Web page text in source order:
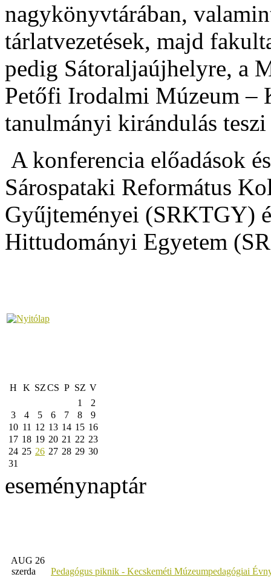
nagykönyvtárában,
tárlatvezetések, majd
pedig Sátoraljaújhelyre, a
Petőfi Irodalmi Múzeum –
tanulmányi kirándulás teszi
A konferencia előadások
Sárospataki Református
Gyűjteményei (SRKTGY)
Hittudományi Egyetem
H K SZCS P SZ V
1
2
3
4 5 6 7 8
9
10 11 12 13 14 15 16
17 18 19 20 21 22 23
24 25 26 27 28 29 30
31
eseménynaptár
AUG 26
szerda
Pedagógus piknik - Kecskeméti Múzeumpedagógiai